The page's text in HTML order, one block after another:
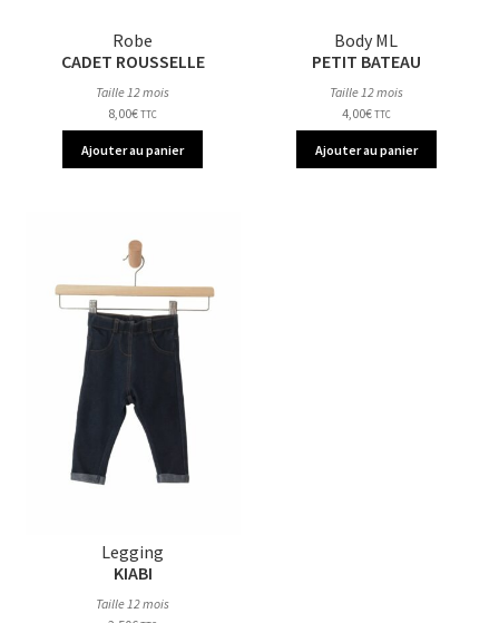
Robe
CADET ROUSSELLE
Taille 12 mois
8,00€ TTC
Ajouter au panier
Body ML
PETIT BATEAU
Taille 12 mois
4,00€ TTC
Ajouter au panier
Legging
KIABI
Taille 12 mois